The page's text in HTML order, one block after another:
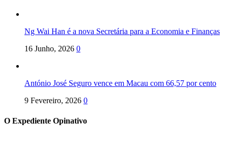
Ng Wai Han é a nova Secretária para a Economia e Finanças
16 Junho, 2026 0
António José Seguro vence em Macau com 66,57 por cento
9 Fevereiro, 2026 0
O Expediente Opinativo